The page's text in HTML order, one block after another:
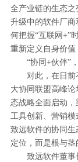
全产业链的生态
升级中的软件厂
何把握“互联网+”
重新定义自身价值
“协同+伙伴”
对此，在日前
大协同联盟高峰
态战略全面启动，
工具创新、营销
致远软件的协同
定位，而是根与茎
致远软件董事